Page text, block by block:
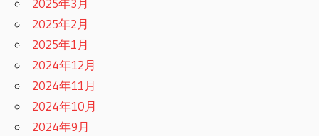
2025年3月
2025年2月
2025年1月
2024年12月
2024年11月
2024年10月
2024年9月